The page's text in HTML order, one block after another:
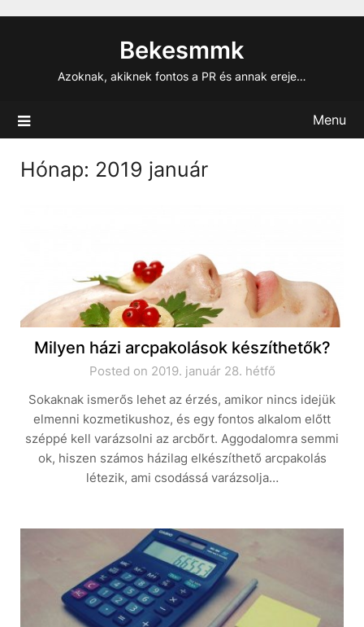
Bekesmmk
Azoknak, akiknek fontos a PR és annak ereje…
Menu
Hónap: 2019 január
Milyen házi arcpakolások készíthetők?
Posted on 2019. január 28. hétfő
Sokaknak ismerős lehet az érzés, amikor nincs idejük
elmenni kozmetikushoz, és egy fontos alkalom előtt
széppé kell varázsolni az arcbőrt. Aggodalomra semmi
ok, hiszen számos házilag elkészíthető arcpakolás
létezik, ami csodássá varázsolja…